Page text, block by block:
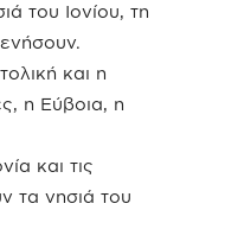
του Ιονίου, τη
και η
η Εύβοια, η
και τις
τα νησιά του